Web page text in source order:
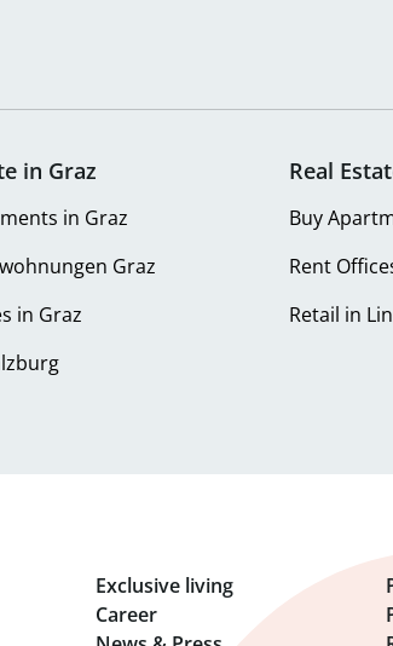
in Graz
in Graz
Graz
in Graz
Real
Buy
Rent
Retail in
Exclusive living
Career